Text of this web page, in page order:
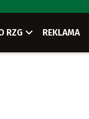
RZG REKLAMA